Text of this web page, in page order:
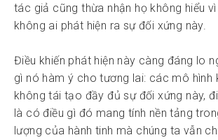
tác giả cũng thừa nhận họ không hiểu
không ai phát hiện ra sự đối xứng này.
Điều khiến phát hiện này càng đáng lo
gì nó hàm ý cho tương lai: các mô hình
không tái tạo đầy đủ sự đối xứng này,
là có điều gì đó mang tính nền tảng
lượng của hành tinh mà chúng ta vẫn